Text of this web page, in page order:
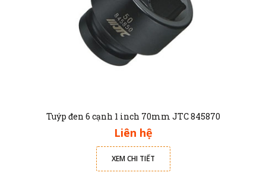
Tuýp đen 6 cạnh 1 inch 70mm JTC 845870
Liên hệ
XEM CHI TIẾT